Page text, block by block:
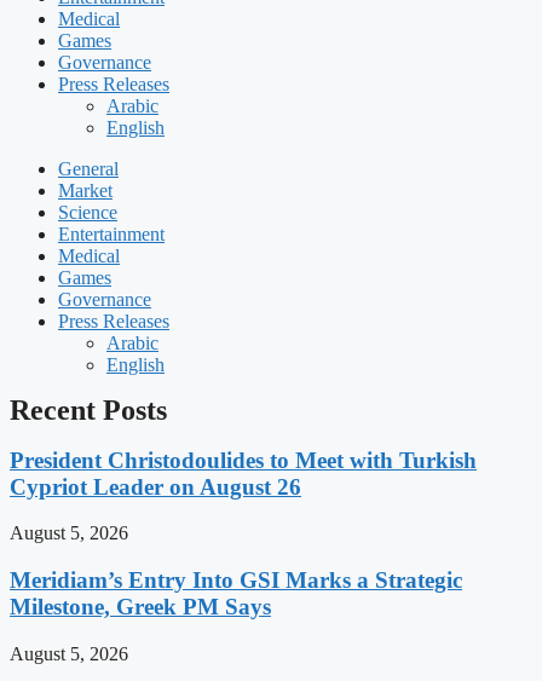
Medical
Games
Governance
Press Releases
Arabic
English
General
Market
Science
Entertainment
Medical
Games
Governance
Press Releases
Arabic
English
Recent Posts
President Christodoulides to Meet with Turkish
Cypriot Leader on August 26
August 5, 2026
Meridiam’s Entry Into GSI Marks a Strategic
Milestone, Greek PM Says
August 5, 2026